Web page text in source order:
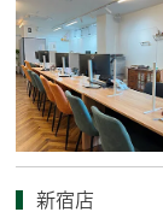
新宿店